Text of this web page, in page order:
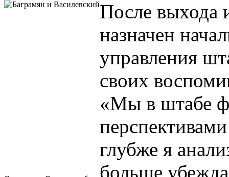
После выхода
назначен
управления
своих
«Мы в штабе
глубже я
больше